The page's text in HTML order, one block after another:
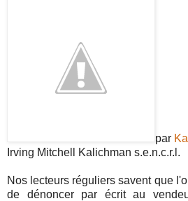
par
Irving Mitchell Kalichman s.e.n.c.r.l.
Nos lecteurs réguliers savent que
de dénoncer par écrit au